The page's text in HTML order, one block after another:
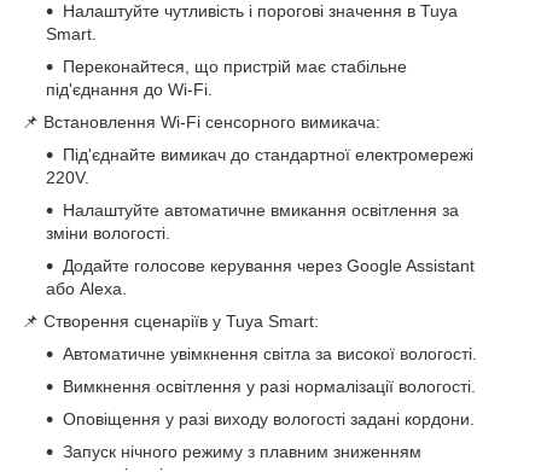
Налаштуйте чутливість і порогові значення в Tuya
Smart.
Переконайтеся, що пристрій має стабільне
під'єднання до Wi-Fi.
📌 Встановлення Wi-Fi сенсорного вимикача:
Під'єднайте вимикач до стандартної електромережі
220V.
Налаштуйте автоматичне вмикання освітлення за
зміни вологості.
Додайте голосове керування через Google Assistant
або Alexa.
📌 Створення сценаріїв у Tuya Smart:
Автоматичне увімкнення світла за високої вологості.
Вимкнення освітлення у разі нормалізації вологості.
Оповіщення у разі виходу вологості задані кордони.
Запуск нічного режиму з плавним зниженням